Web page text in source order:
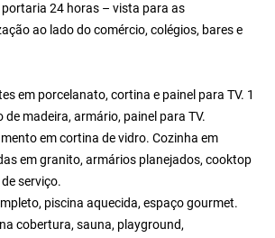
24 horas – vista para as
ao lado do comércio, colégios, bares e
em porcelanato, cortina e painel para TV. 1
madeira, armário, painel para TV.
em cortina de vidro. Cozinha em
em granito, armários planejados, cooktop
serviço.
piscina aquecida, espaço gourmet.
cobertura, sauna, playground,